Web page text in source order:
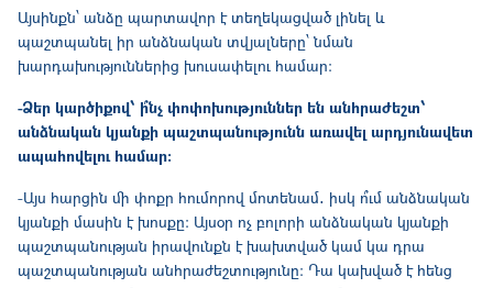
Այսինքն՝ անձը պարտավոր է տեղեկացված լինել և
պաշտպանել իր անձնական տվյալները՝ նման
խարդախություններից խուսափելու համար։
-Ձեր կարծիքով՝ ի՞նչ փոփոխություններ են անհրաժեշտ՝
անձնական կյանքի պաշտպանությունն առավել արդյունավետ
ապահովելու համար։
-Այս հարցին մի փոքր հումորով մոտենամ․ իսկ ո՞ւմ անձնական
կյանքի մասին է խոսքը։ Այսօր ոչ բոլորի անձնական կյանքի
պաշտպանության իրավունքն է խախտված կամ կա դրա
պաշտպանության անհրաժեշտությունը։ Դա կախված է հենց